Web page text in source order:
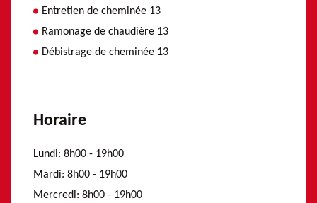
Entretien de cheminée 13
Ramonage de chaudière 13
Débistrage de cheminée 13
Horaire
Lundi: 8h00 - 19h00
Mardi: 8h00 - 19h00
Mercredi: 8h00 - 19h00